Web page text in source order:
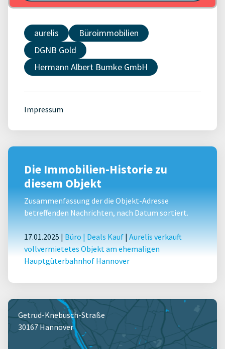
aurelis
Büroimmobilien
DGNB Gold
Hermann Albert Bumke GmbH
Impressum
Die Immobilien-Historie zu
diesem Objekt
Zusammenfassung der die Objekt-Adresse
betreffenden Nachrichten, nach Datum sortiert.
17.01.2025 | Büro | Deals Kauf | Aurelis verkauft
vollvermietetes Objekt am ehemaligen
Hauptgüterbahnhof Hannover
Getrud-Knebusch-Straße
30167 Hannover